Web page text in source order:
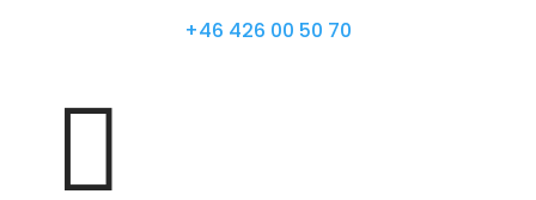
+46 426 00 50 70
